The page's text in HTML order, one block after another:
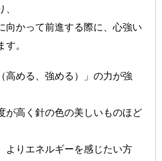
向かって前進する際に、心強い
。
高める、強める）」の力が強
が高く針の色の美しいものほど
よりエネルギーを感じたい方